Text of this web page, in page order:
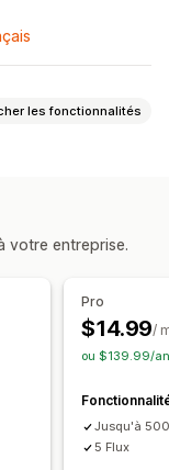
les fonctionnalités
des codes GTIN
votre entreprise.
Pro
$14.99/
ou $139.99/
Jusqu'à
5 Flux